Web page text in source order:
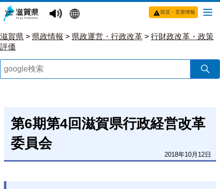
防災・災害情報
滋賀県 > 県政情報 > 県政運営・行政改革 > 行財政改革・政策
評価
第6期第4回滋賀県行政経営改革
委員会
2018年10月12日